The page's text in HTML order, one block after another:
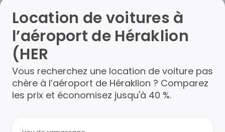
Location de voitures à
l’aéroport de Héraklion
(HER
Vous recherchez une location de voiture pas
chère à l’aéroport de Héraklion ? Comparez
les prix et économisez jusqu'à 40 %.